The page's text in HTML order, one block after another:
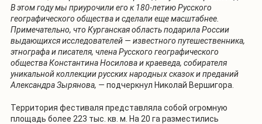
В этом году мы приурочили его к 180-летию Русского
географического общества и сделали еще масштабнее.
Примечательно, что Курганская область подарила России
выдающихся исследователей — известного путешественника,
этнографа и писателя, члена Русского географического
общества Константина Носилова и краеведа, собирателя
уникальной коллекции русских народных сказок и преданий
Александра Зырянова, — подчеркнул Николай Вершигора.
Территория фестиваля представляла собой огромную
площадь более 223 тыс. кв. м. На 20 га разместились